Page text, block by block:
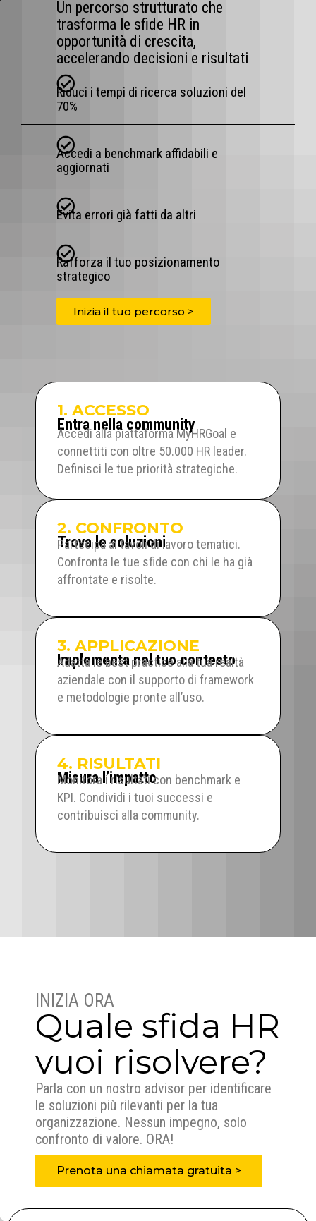
Un percorso strutturato che
trasforma le sfide HR in
opportunità di crescita,
accelerando decisioni e risultati
Riduci i tempi di ricerca soluzioni del
70%
Accedi a benchmark affidabili e
aggiornati
Evita errori già fatti da altri
Rafforza il tuo posizionamento
strategico
Inizia il tuo percorso >
1. ACCESSO
Entra nella community
Accedi alla piattaforma MyHRGoal e
connettiti con oltre 50.000 HR leader.
Definisci le tue priorità strategiche.
2. CONFRONTO
Trova le soluzioni
Partecipa ai tavoli di lavoro tematici.
Confronta le tue sfide con chi le ha già
affrontate e risolte.
3. APPLICAZIONE
Implementa nel tuo contesto
Adatta le best practice alla tua realtà
aziendale con il supporto di framework
e metodologie pronte all’uso.
4. RISULTATI
Misura l’impatto
Monitora i risultati con benchmark e
KPI. Condividi i tuoi successi e
contribuisci alla community.
INIZIA ORA
Quale sfida HR
vuoi risolvere?
Parla con un nostro advisor per identificare
le soluzioni più rilevanti per la tua
organizzazione. Nessun impegno, solo
confronto di valore. ORA!
Prenota una chiamata gratuita >